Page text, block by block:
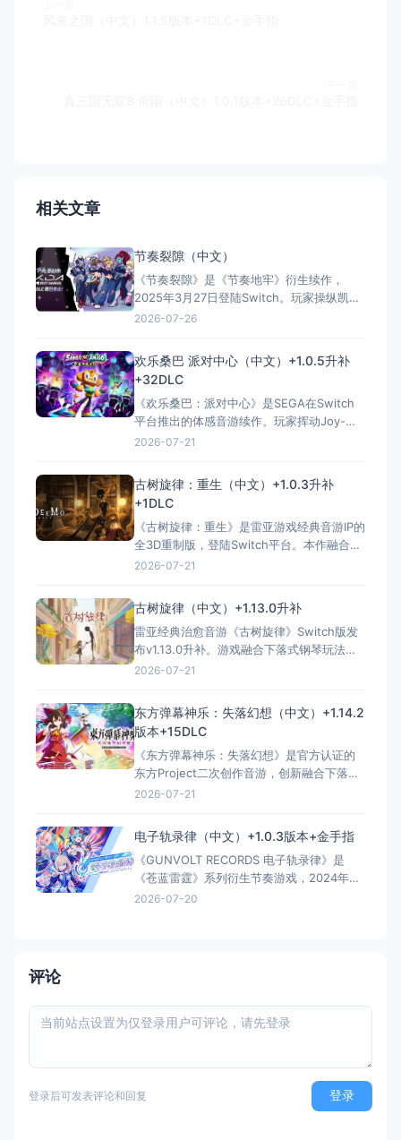
相关文章
节奏裂隙（中文）
《节奏裂隙》是《节奏地牢》衍生续作，
2025年3月27日登陆Switch。玩家操纵凯登
丝在节拍中对抗动作各异的怪物，融合音游
难度与全球排行榜。IGN好评，MC均分79，
玩家口碑佳。港服约HKD 62，全区中文，便
携优化
2026-07-26
欢乐桑巴 派对中心（中文）+1.0.5升补
+32DLC
《欢乐桑巴：派对中心》是SEGA在Switch
平台推出的体感音游续作。玩家挥动Joy-
Con模拟沙锤，跟随40+首全球热门曲目律
义选项。媒体综评71分，被誉为极具魅力的
聚会佳作。本资源整合1.0.5升补与32个
DLC，
2026-07-21
古树旋律：重生（中文）+1.0.3升补
+1DLC
《古树旋律：重生》是雷亚游戏经典音游IP的
全3D重制版，登陆Switch平台。本作融合下
落式节奏打击与3D冒险解谜，收录60+首经
好评。本次整合V1.0.3补丁与DLC，支持触控
操作与中文，为玩家带来视听
2026-07-21
古树旋律（中文）+1.13.0升补
雷亚经典治愈音游《古树旋律》Switch版发
布v1.13.0升补。游戏融合下落式钢琴玩法与
感人童话剧情，拥有超200首精选曲目与唯美
Metacritic 88分、豆瓣9.2分的卓越口碑，成
为音游爱好者与剧情党必玩的“满分神
2026-07-21
东方弹幕神乐：失落幻想（中文）+1.14.2
版本+15DLC
《东方弹幕神乐：失落幻想》是官方认证的
东方Project二次创作音游，创新融合下落式
音游与弹幕射击玩法。玩家伴随160+首改编
Switch触屏操作。游戏获Steam“多半好
评”，虽难度设计略有争议，但独特玩法与丰
富
2026-07-21
电子轨录律（中文）+1.0.3版本+金手指
《GUNVOLT RECORDS 电子轨录律》是
《苍蓝雷霆》系列衍生节奏游戏，2024年2
月15日多平台发售。玩家双摇杆操作游标，
2026-07-20
评论
登录后可发表评论和回复 登录